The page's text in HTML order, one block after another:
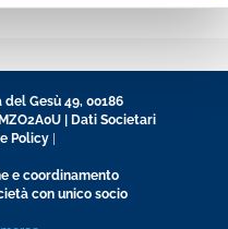
del Gesù 49, 00186
|
Dati Societari
Policy
e coordinamento
con unico socio